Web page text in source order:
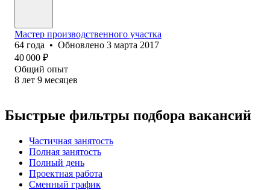
Мастер производственного участка
64 года • Обновлено 3 марта 2017
40 000 ₽
Общий опыт
8 лет 9 месяцев
Быстрые фильтры подбора вакансий
Частичная занятость
Полная занятость
Полный день
Проектная работа
Сменный график